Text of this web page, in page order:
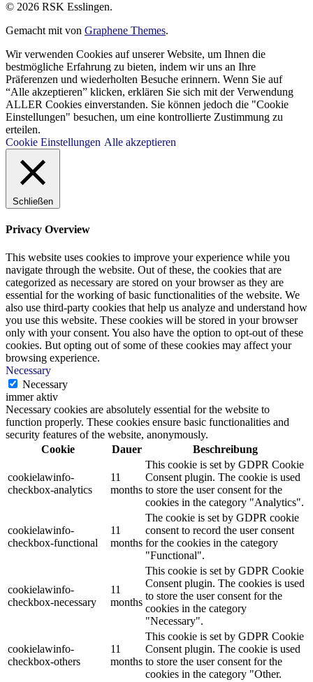
© 2026 RSK Esslingen.
Gemacht mit von Graphene Themes.
Wir verwenden Cookies auf unserer Website, um Ihnen die
bestmögliche Erfahrung zu bieten, indem wir uns an Ihre
Präferenzen und wiederholten Besuche erinnern. Wenn Sie auf
“Alle akzeptieren” klicken, erklären Sie sich mit der Verwendung
ALLER Cookies einverstanden. Sie können jedoch die "Cookie
Einstellungen" besuchen, um eine kontrollierte Zustimmung zu
erteilen.
Cookie Einstellungen Alle akzeptieren
Schließen
Privacy Overview
This website uses cookies to improve your experience while you
navigate through the website. Out of these, the cookies that are
categorized as necessary are stored on your browser as they are
essential for the working of basic functionalities of the website. We
also use third-party cookies that help us analyze and understand how
you use this website. These cookies will be stored in your browser
only with your consent. You also have the option to opt-out of these
cookies. But opting out of some of these cookies may affect your
browsing experience.
Necessary
Necessary
immer aktiv
Necessary cookies are absolutely essential for the website to
function properly. These cookies ensure basic functionalities and
security features of the website, anonymously.
Cookie
Dauer Beschreibung
cookielawinfo-
checkbox-analytics
11
months
This cookie is set by GDPR Cookie
Consent plugin. The cookie is used
to store the user consent for the
cookies in the category "Analytics".
cookielawinfo-
checkbox-functional
11
months
The cookie is set by GDPR cookie
consent to record the user consent
for the cookies in the category
"Functional".
cookielawinfo-
checkbox-necessary
11
months
This cookie is set by GDPR Cookie
Consent plugin. The cookies is used
to store the user consent for the
cookies in the category
"Necessary".
cookielawinfo-
checkbox-others
11
months
This cookie is set by GDPR Cookie
Consent plugin. The cookie is used
to store the user consent for the
cookies in the category "Other.